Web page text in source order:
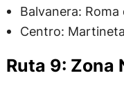
Balvanera: Roma
Centro:
Ruta 9: Zona